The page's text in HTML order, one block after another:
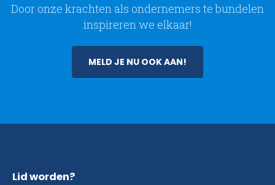
Door onze krachten als ondernemers te bundelen
inspireren we elkaar!
MELD JE NU OOK AAN!
Lid worden?